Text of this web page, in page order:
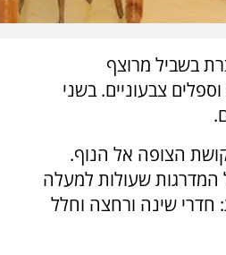
בשביל מרוצף
צבעוניים. בשני
הצופה אל הנוף.
המדרגות שעולות למעלה
שינה ורחצה וחלל